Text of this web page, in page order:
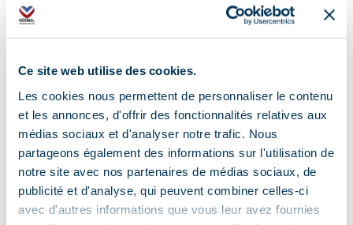
Ce site web utilise des cookies.
Les cookies nous permettent de personnaliser le contenu
et les annonces, d'offrir des fonctionnalités relatives aux
médias sociaux et d'analyser notre trafic. Nous
partageons également des informations sur l'utilisation de
notre site avec nos partenaires de médias sociaux, de
publicité et d'analyse, qui peuvent combiner celles-ci
avec d'autres informations que vous leur avez fournies
Réservation obligatoire
Accès Internet Wifi
Informations touristiques
Location de matériel
Restauration
Paniers Pique-nique